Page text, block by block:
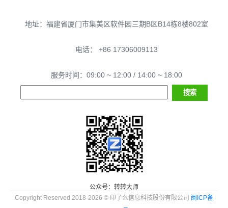
地址：福建省厦门市集美区软件园三期B区B14栋8楼802室
电话： +86 17306009113
服务时间：09:00 ~ 12:00 / 14:00 ~ 18:00
公众号：转转大师
Copyright Reserved 2018-2026 © 印了么信息科技股份有限公司 闽ICP备